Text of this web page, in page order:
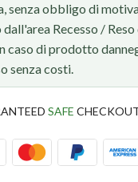
senza obbligo di
Recesso /
caso di prodotto
senza costi.
SAFE